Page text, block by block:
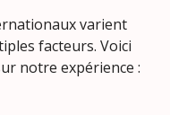
varient
facteurs. Voici
notre expérience :